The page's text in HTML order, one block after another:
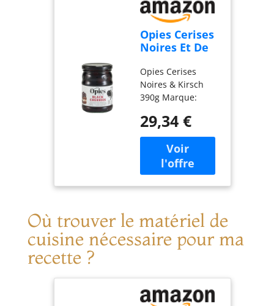
Opies Cerises
Noires Et De
Opies Cerises
Noires & Kirsch
390g Marque:
29,34 €
Où trouver le matériel de
cuisine nécessaire pour ma
recette ?